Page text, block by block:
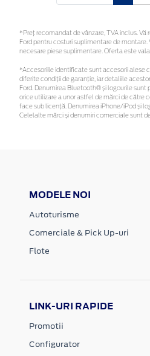
*Preţ recomandat de vânzare, TVA inclus.
Ford pentru costuri suplimentare de montare.
necesare piese suplimentare. Oferta este
*Accesoriile identificate sunt accesorii alese
diferite condiții de garanție, iar detaliile
Ford. Denumirea Bluetooth® și logourile sunt
orice utilizare a unor astfel de mărci de către
face sub licență. Denumirea iPhone/iPod și
Celelalte mărci și denumiri comerciale sunt
MODELE NOI
Autoturisme
Comerciale & Pick Up-uri
Flote
LINK-URI RAPIDE
Promotii
Configurator